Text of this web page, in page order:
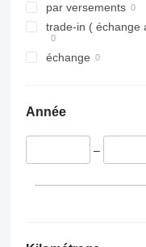
par versements
trade-in ( échange
échange
Année
–